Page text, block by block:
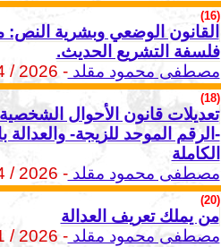
(16)
القانون الوضعي وبشرية
فلسفة التشريع الحديث.
مصطفى محمود مقلد- 2026 / 4 / 19
(18)
-الرقم الموحد للزيجة- والعدالة
الكاملة
مصطفى محمود مقلد- 2026 / 4 / 16
(20)
من يملك تعريف العدالة
مصطفى محمود مقلد- 2026 / 1 / 24